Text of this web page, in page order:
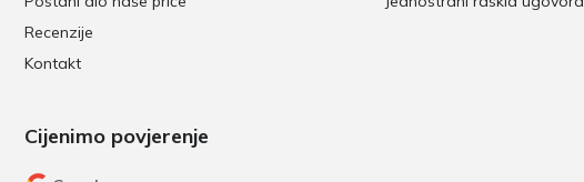
Recenzije
Kontakt
Cijenimo povjerenje